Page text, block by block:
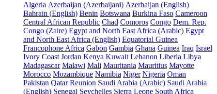
Algeria Azerbaijan (Azerbaijani) Azerbaijan (English)
Bahrain (English) Benin Botswana Burkina Faso Cameroon
Central African Republic Chad Comoros Congo Dem. Rep.
Congo (Zaire) Egypt and North East Africa (Arabic) Egypt
and North East Africa (English) Equatorial Guinea
Francophone Africa Gabon Gambia Ghana Guinea Iraq Israel
Ivory Coast Jordan Kenya Kuwait Lebanon Liberia Libya
Madagascar Malawi Mali Mauritania Mauritius Mayotte
Morocco Mozambique Namibia Niger Nigeria Oman
Pakistan Qatar Reunion Saudi Arabia (Arabic) Saudi Arabia
(English) Senegal Seychelles Sierra Leone South Africa